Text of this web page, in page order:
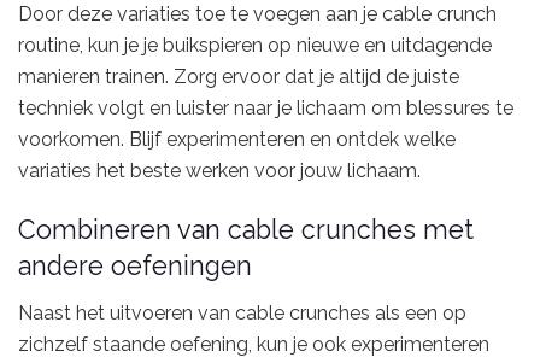
Door deze variaties toe te voegen aan je cable crunch
routine, kun je je buikspieren op nieuwe en uitdagende
manieren trainen. Zorg ervoor dat je altijd de juiste
techniek volgt en luister naar je lichaam om blessures te
voorkomen. Blijf experimenteren en ontdek welke
variaties het beste werken voor jouw lichaam.
Combineren van cable crunches met
andere oefeningen
Naast het uitvoeren van cable crunches als een op
zichzelf staande oefening, kun je ook experimenteren